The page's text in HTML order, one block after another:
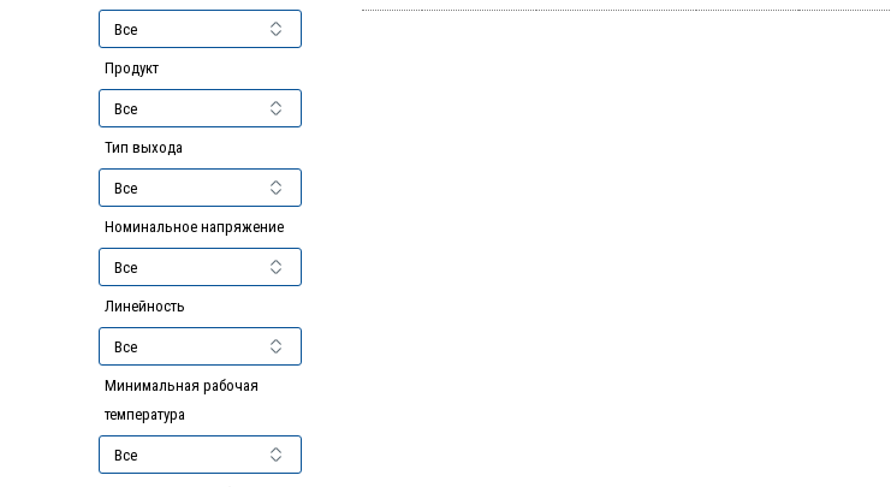
Продукт
Тип выхода
Номинальное напряжение
Линейность
Минимальная рабочая
температура